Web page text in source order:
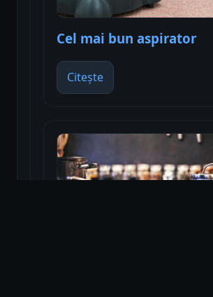
Cel mai bun aspirator
Citește